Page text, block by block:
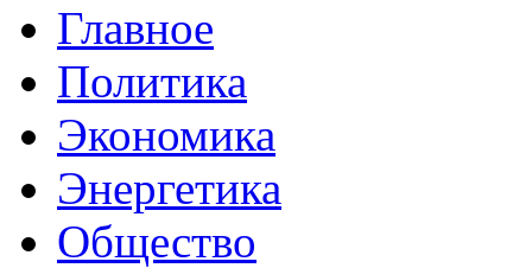
Главное
Политика
Экономика
Энергетика
Общество